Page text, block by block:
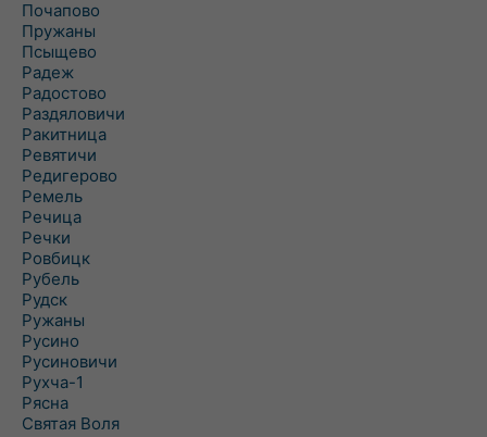
Почапово
Пружаны
Псыщево
Радеж
Радостово
Раздяловичи
Ракитница
Ревятичи
Редигерово
Ремель
Речица
Речки
Ровбицк
Рубель
Рудск
Ружаны
Русино
Русиновичи
Рухча-1
Рясна
Святая Воля